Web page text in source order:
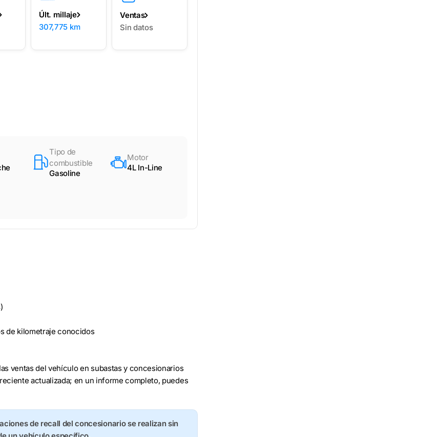
Últ. millaje
307,775 km
Ventas
Sin datos
Tipo de
combustible
Gasoline
Motor
4L In-Line
de kilometraje conocidos
ventas del vehículo en subastas y concesionarios
actualizada; en un informe completo, puedes
de recall del concesionario se realizan sin